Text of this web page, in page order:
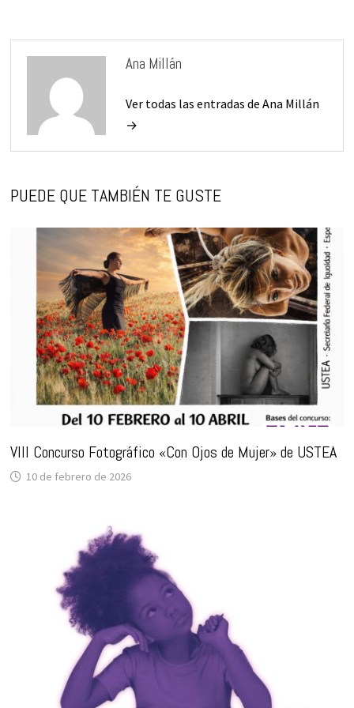
Ana Millán
Ver todas las entradas de Ana Millán
→
PUEDE QUE TAMBIÉN TE GUSTE
VIII Concurso Fotográfico «Con Ojos de Mujer» de USTEA
10 de febrero de 2026